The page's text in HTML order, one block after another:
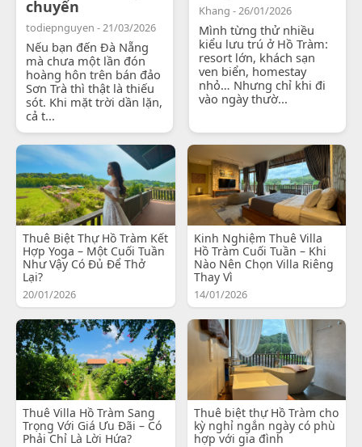
chuyển
todiepnguyen - 21/03/2026
Nếu bạn đến Đà Nẵng
mà chưa một lần đón
hoàng hôn trên bán đảo
Sơn Trà thì thật là thiếu
sót. Khi mặt trời dần lặn,
cả t...
Khang - 26/01/2026
Mình từng thử nhiều
kiểu lưu trú ở Hồ Tràm:
resort lớn, khách sạn
ven biển, homestay
nhỏ… Nhưng chỉ khi đi
vào ngày thườ...
Thuê Biệt Thự Hồ Tràm Kết
Hợp Yoga – Một Cuối Tuần
Như Vậy Có Đủ Để Thở
Lại?
20/01/2026
Kinh Nghiệm Thuê Villa
Hồ Tràm Cuối Tuần – Khi
Nào Nên Chọn Villa Riêng
Thay Vì
14/01/2026
Thuê Villa Hồ Tràm Sang
Trọng Với Giá Ưu Đãi – Có
Phải Chỉ Là Lời Hứa?
Thuê biệt thự Hồ Tràm cho
kỳ nghỉ ngắn ngày có phù
hợp với gia đình